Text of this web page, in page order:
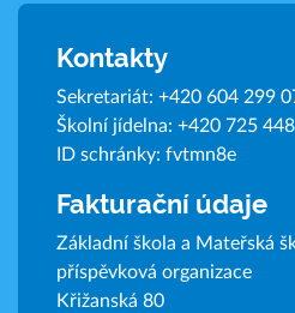
Kontakty
Sekretariát: +420 604 299
Školní jídelna: +420 725
ID schránky: fvtmn8e
Fakturační údaje
Základní škola a Mateřská
příspěvková organizace
Křižanská 80